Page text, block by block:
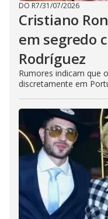
DO R7/31/07/2026
Cristiano
em segredo
Rodríguez
Rumores indicam que
discretamente em